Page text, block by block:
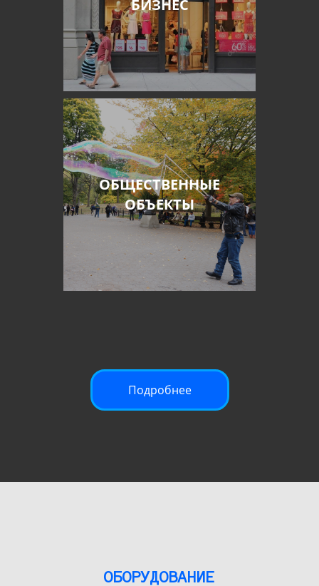
БИЗНЕС
ОБЩЕСТВЕННЫЕ
ОБЪЕКТЫ
Подробнее
ОБОРУДОВАНИЕ